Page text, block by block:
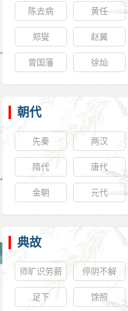
陈去病 黄任
郑燮 赵翼
曾国藩 徐灿
朝代
先秦 两汉
隋代 唐代
金朝 元代
典故
师旷识劳薪 停阴不解
足下 馀照